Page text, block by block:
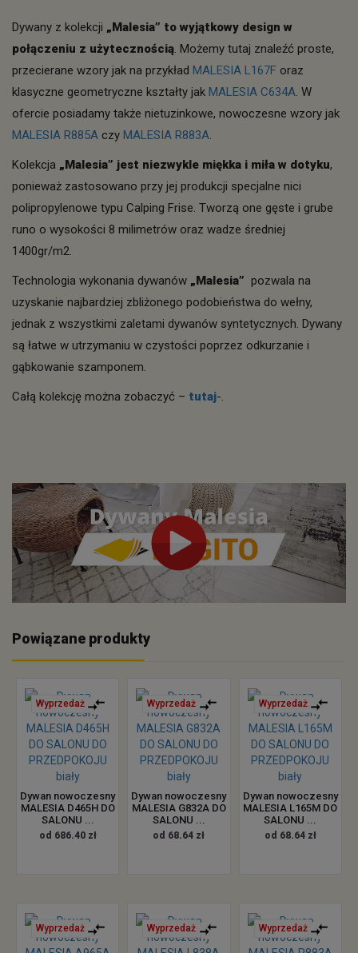
Dywany z kolekcji „Malesia” to wyjątkowy design w
połączeniu z użytecznością. Możemy tutaj znaleźć proste,
przecierane wzory jak na przykład MALESIA L167F oraz
klasyczne geometryczne kształty jak MALESIA C634A. W
ofercie posiadamy także nietuzinkowe, nowoczesne wzory jak
MALESIA R885A czy MALESIA R883A.
Kolekcja „Malesia” jest niezwykle miękka i miła w dotyku,
ponieważ zastosowano przy jej produkcji specjalne nici
polipropylenowe typu Calping Frise. Tworzą one gęste i grube
runo o wysokości 8 milimetrów oraz wadze średniej
1400gr/m2.
Technologia wykonania dywanów „Malesia” pozwala na
uzyskanie najbardziej zbliżonego podobieństwa do wełny,
jednak z wszystkimi zaletami dywanów syntetycznych. Dywany
są łatwe w utrzymaniu w czystości poprzez odkurzanie i
gąbkowanie szamponem.
Całą kolekcję można zobaczyć – tutaj-.
Powiązane produkty
Wyprzedaż
Dywan nowoczesny
MALESIA D465H DO
SALONU ...
od 686.40 zł
Wyprzedaż
Dywan nowoczesny
MALESIA G832A DO
SALONU ...
od 68.64 zł
Wyprzedaż
Dywan nowoczesny
MALESIA L165M DO
SALONU ...
od 68.64 zł
Wyprzedaż Wyprzedaż Wyprzedaż